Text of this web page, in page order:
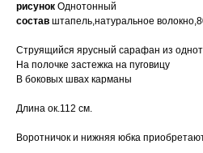
рисунок Однотонный
состав штапель,натуральное
Струящийся ярусный сарафан из
На полочке застежка на пуговицу
В боковых швах карманы
Длина ок.112 см.
Воротничок и нижняя юбка